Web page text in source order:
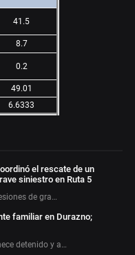
41.5
8.7
0.2
49.01
6.6333
el rescate de un
siniestro en Ruta 5
de gra…
familiar en Durazno;
detenido y a…